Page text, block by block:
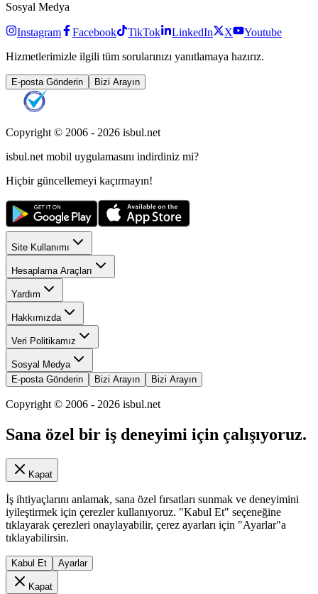
Sosyal Medya
Instagram Facebook TikTok LinkedIn X
Youtube
Hizmetlerimizle ilgili tüm sorularınızı yanıtlamaya hazırız.
E-posta Gönderin Bizi Arayın
Copyright © 2006 - 2026 isbul.net
isbul.net mobil uygulamasını indirdiniz mi?
Hiçbir güncellemeyi kaçırmayın!
Site Kullanımı
Hesaplama Araçları
Yardım
Hakkımızda
Veri Politikamız
Sosyal Medya
E-posta Gönderin
Bizi Arayın Bizi Arayın
Copyright © 2006 - 2026 isbul.net
Sana özel bir iş deneyimi için çalışıyoruz.
Kapat
İş ihtiyaçlarını anlamak, sana özel fırsatları sunmak ve deneyimini
iyileştirmek için çerezler kullanıyoruz. "Kabul Et" seçeneğine
tıklayarak çerezleri onaylayabilir, çerez ayarları için "Ayarlar"a
tıklayabilirsin.
Kabul Et Ayarlar
Kapat